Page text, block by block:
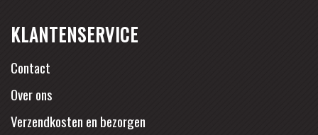
KLANTENSERVICE
Contact
Over ons
Verzendkosten en bezorgen